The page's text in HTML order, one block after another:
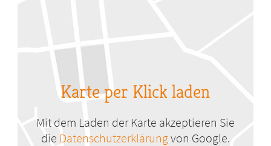
Karte per Klick laden
Mit dem Laden der Karte akzeptieren Sie
die Datenschutzerklärungvon Google.